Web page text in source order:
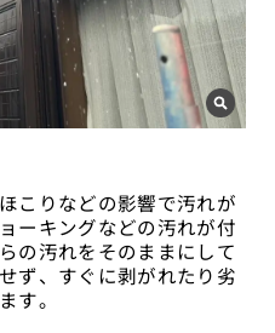
こりなどの影響で汚れが
ーキングなどの汚れが付
の汚れをそのままにして
ず、すぐに剥がれたり劣
す。